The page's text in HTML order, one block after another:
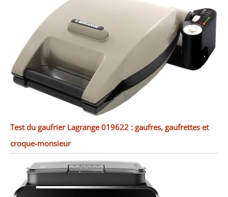
Test du gaufrier Lagrange 019622 : gaufres, gaufrettes et
croque-monsieur